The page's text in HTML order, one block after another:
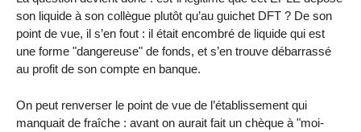
son liquide à son collègue plutôt qu’au guichet DFT ? De son
point de vue, il s’en fout : il était encombré de liquide qui est
une forme "dangereuse" de fonds, et s’en trouve débarrassé
au profit de son compte en banque.
On peut renverser le point de vue de l’établissement qui
manquait de fraîche : avant on aurait fait un chèque à "moi-